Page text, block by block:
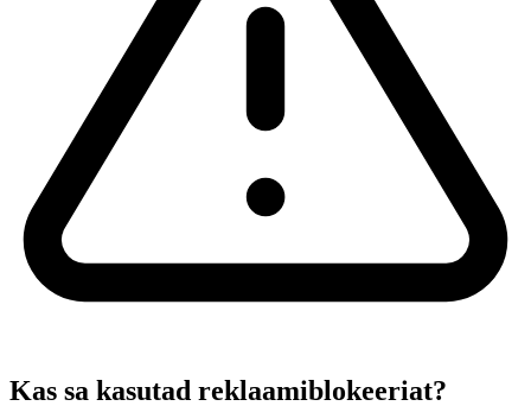
Kas sa kasutad reklaamiblokeeriat?